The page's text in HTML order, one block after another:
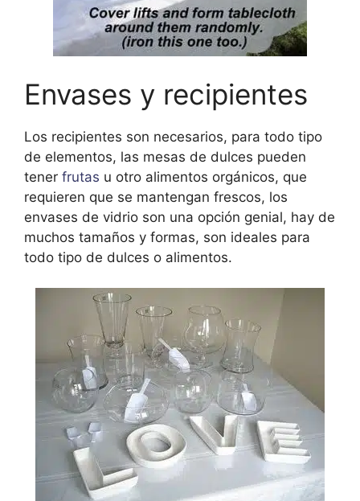
Envases y recipientes
Los recipientes son necesarios, para todo tipo
de elementos, las mesas de dulces pueden
tener frutas u otro alimentos orgánicos, que
requieren que se mantengan frescos, los
envases de vidrio son una opción genial, hay de
muchos tamaños y formas, son ideales para
todo tipo de dulces o alimentos.